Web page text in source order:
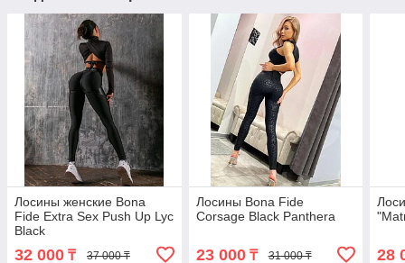
Лосины женские Bona
Fide Extra Sex Push Up Lyc
Black
32 000 ₸ 37 000 ₸
Лосины Bona Fide
Corsage Black Panthera
23 000₸ 31 000 ₸ 28